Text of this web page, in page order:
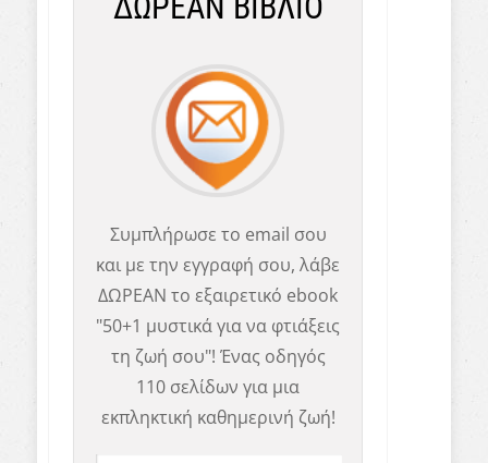
Συμπλήρωσε το email σου
και με την εγγραφή σου, λάβε
ΔΩΡΕΑΝ το εξαιρετικό ebook
"50+1 μυστικά για να φτιάξεις
τη ζωή σου"! Ένας οδηγός
110 σελίδων για μια
εκπληκτική καθημερινή ζωή!